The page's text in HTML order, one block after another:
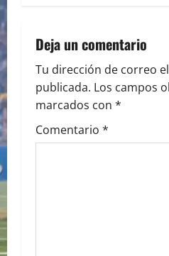
n
a
v
i
Deja un comentario
Tu dirección de correo
publicada. Los campos
marcados con *
Comentario *